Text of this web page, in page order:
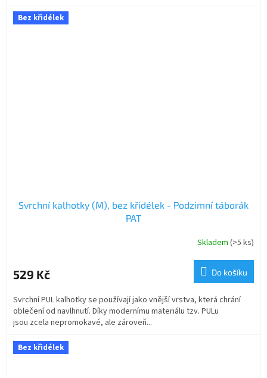
Bez křidélek
Svrchní kalhotky (M), bez křidélek - Podzimní táborák
PAT
Skladem (>5 ks)
529 Kč Do košíku
Svrchní PUL kalhotky se používají jako vnější vrstva, která chrání
oblečení od navlhnutí. Díky modernímu materiálu tzv. PULu
jsou zcela nepromokavé, ale zároveň...
Bez křidélek